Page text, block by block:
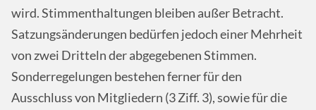
wird. Stimmenthaltungen bleiben außer Betracht.
Satzungsänderungen bedürfen jedoch einer Mehrheit
von zwei Dritteln der abgegebenen Stimmen.
Sonderregelungen bestehen ferner für den
Ausschluss von Mitgliedern (3 Ziff. 3), sowie für die